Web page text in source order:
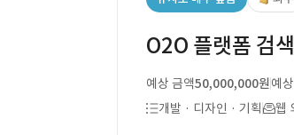
O2O 플랫폼 검
예상 금액50,000,000원예
개발 · 디자인 · 기획
웹